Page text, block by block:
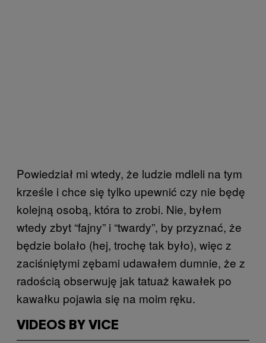
Powiedział mi wtedy, że ludzie mdleli na tym
krześle i chce się tylko upewnić czy nie będę
kolejną osobą, która to zrobi. Nie, byłem
wtedy zbyt “fajny” i “twardy”, by przyznać, że
będzie bolało (hej, trochę tak było), więc z
zaciśniętymi zębami udawałem dumnie, że z
radością obserwuję jak tatuaż kawałek po
kawałku pojawia się na moim ręku.
VIDEOS BY VICE